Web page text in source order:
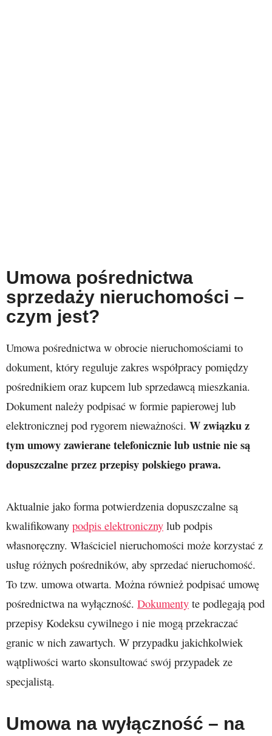
Umowa pośrednictwa
sprzedaży nieruchomości –
czym jest?
Umowa pośrednictwa w obrocie nieruchomościami to
dokument, który reguluje zakres współpracy pomiędzy
pośrednikiem oraz kupcem lub sprzedawcą mieszkania.
Dokument należy podpisać w formie papierowej lub
elektronicznej pod rygorem nieważności. W związku z
tym umowy zawierane telefonicznie lub ustnie nie są
dopuszczalne przez przepisy polskiego prawa.
Aktualnie jako forma potwierdzenia dopuszczalne są
kwalifikowany podpis elektroniczny lub podpis
własnoręczny. Właściciel nieruchomości może korzystać z
usług różnych pośredników, aby sprzedać nieruchomość.
To tzw. umowa otwarta. Można również podpisać umowę
pośrednictwa na wyłączność. Dokumenty te podlegają pod
przepisy Kodeksu cywilnego i nie mogą przekraczać
granic w nich zawartych. W przypadku jakichkolwiek
wątpliwości warto skonsultować swój przypadek ze
specjalistą.
Umowa na wyłączność – na